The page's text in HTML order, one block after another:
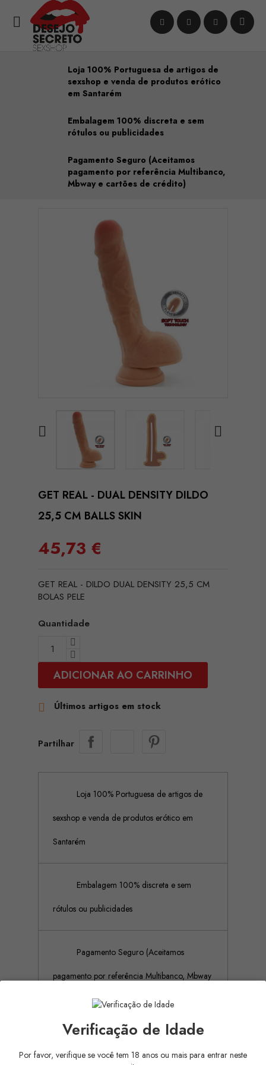

Loja 100% Portuguesa de artigos de
sexshop e venda de produtos erótico
em Santarém
Embalagem 100% discreta e sem
rótulos ou publicidades
Pagamento Seguro (Aceitamos
pagamento por referência Multibanco,
Mbway e cartões de crédito)
 
GET REAL - DUAL DENSITY DILDO
25,5 CM BALLS SKIN
45,73 €
GET REAL - DILDO DUAL DENSITY 25,5 CM
BOLAS PELE
Quantidade
ADICIONAR AO CARRINHO
 Últimos artigos em stock
Partilhar
Loja 100% Portuguesa de artigos de
sexshop e venda de produtos erótico em
Santarém
Embalagem 100% discreta e sem
rótulos ou publicidades
Pagamento Seguro (Aceitamos
pagamento por referência Multibanco, Mbway
e cartões de crédito)
Descrição Detalhes do produto
Verificação de Idade
Por favor, verifique se você tem 18 anos ou mais para entrar neste